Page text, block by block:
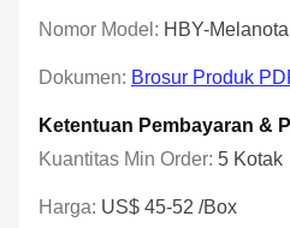
Nomor Model: HBY-
Dokumen: Brosur Produk
Ketentuan Pembayaran &
Kuantitas Min Order: 5 Kotak
Harga: US$ 45-52 /box